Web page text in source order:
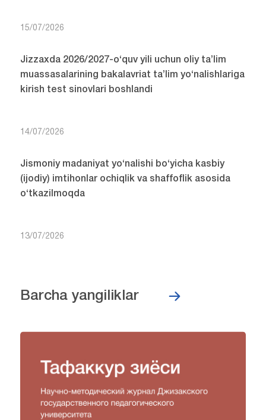
15/07/2026
Jizzaxda 2026/2027-o‘quv yili uchun oliy ta’lim
muassasalarining bakalavriat ta’lim yo‘nalishlariga
kirish test sinovlari boshlandi
14/07/2026
Jismoniy madaniyat yo‘nalishi bo‘yicha kasbiy
(ijodiy) imtihonlar ochiqlik va shaffoflik asosida
o‘tkazilmoqda
13/07/2026
Barcha yangiliklar